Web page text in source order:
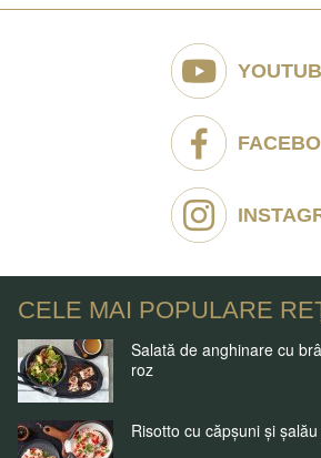
CELE MAI POPULARE
Salată de anghinare cu
roz
Risotto cu căpșuni și